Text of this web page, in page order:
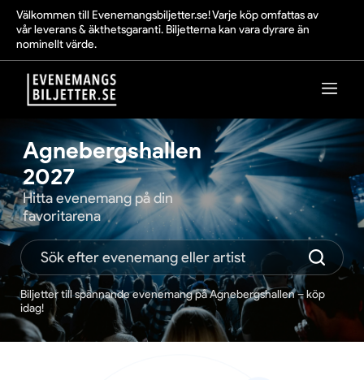
Välkommen till Evenemangsbiljetter.se! Varje köp omfattas av
vår leverans & äkthetsgaranti. Biljetterna kan vara dyrare än
nominellt värde.
Agnebergshallen
2027
Hitta evenemang på din
favoritarena
Biljetter till spännande evenemang på Agnebergshallen – köp
idag!